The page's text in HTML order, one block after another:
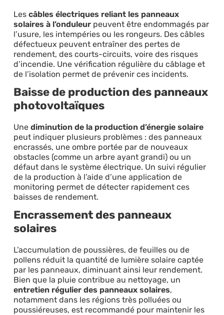
Les câbles électriques reliant les panneaux
solaires à l’onduleurpeuvent être endommagés par
l’usure, les intempéries ou les rongeurs. Des câbles
défectueux peuvent entraîner des pertes de
rendement, des courts-circuits, voire des risques
d’incendie. Une vérification régulière du câblage et
de l’isolation permet de prévenir ces incidents.
Baisse de production des panneaux
photovoltaïques
Une diminution de la production d’énergie solaire
peut indiquer plusieurs problèmes : des panneaux
encrassés, une ombre portée par de nouveaux
obstacles (comme un arbre ayant grandi) ou un
défaut dans le système électrique. Un suivi régulier
de la production à l’aide d’une application de
monitoring permet de détecter rapidement ces
baisses de rendement.
Encrassement des panneaux
solaires
L’accumulation de poussières, de feuilles ou de
pollens réduit la quantité de lumière solaire captée
par les panneaux, diminuant ainsi leur rendement.
Bien que la pluie contribue au nettoyage, un
entretien régulier des panneaux solaires,
notamment dans les régions très polluées ou
poussiéreuses, est recommandé pour maintenir les